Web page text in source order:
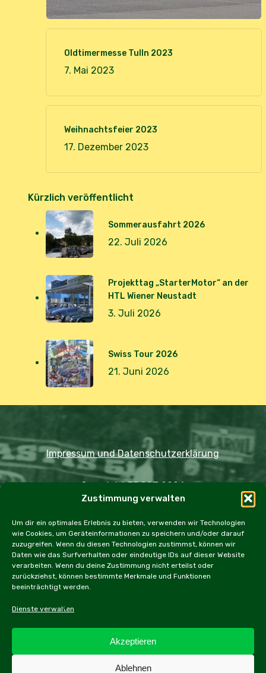
Zustimmung verwalten
Um dir ein optimales Erlebnis zu bieten, verwenden wir Technologien
wie Cookies, um Geräteinformationen zu speichern und/oder darauf
zuzugreifen. Wenn du diesen Technologien zustimmst, können wir
Daten wie das Surfverhalten oder eindeutige IDs auf dieser Website
verarbeiten. Wenn du deine Zustimmung nicht erteilst oder
zurückziehst, können bestimmte Merkmale und Funktionen
beeinträchtigt werden.
Dienste verwalten
Akzeptieren
Ablehnen
Oldtimermesse Tulln 2023
7. Mai 2023
Weihnachtsfeier 2023
17. Dezember 2023
Kürzlich veröffentlicht
Sommerausfahrt 2026
22. Juli 2026
Projekttag „StarterMotor“ an der
HTL Wiener Neustadt
3. Juli 2026
Swiss Tour 2026
21. Juni 2026
Impressum und Datenschutzerklärung
Copyright JDOST 2024
Home Ausfahrten Rallye
Events
Messen
Workshops Cookie Policy (EU)
Alle Inhalte dieser Webseite, inbesonders Texte und